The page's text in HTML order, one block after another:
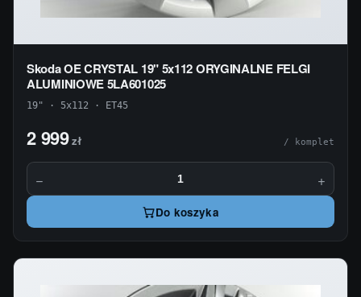
Skoda OE CRYSTAL 19" 5x112 ORYGINALNE FELGI
ALUMINIOWE 5LA601025
19" · 5x112 · ET45
2 999zł / komplet
− +
Do koszyka